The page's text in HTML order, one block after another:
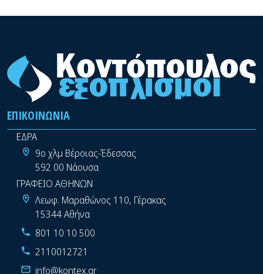
ΕΠΙΚΟΙΝΩΝΊΑ
ΕΔΡΑ
9ο χλμ Βέροιας-Έδεσσας
592 00 Νάουσα
ΓΡΑΦΕΙΟ ΑΘΗΝΩΝ
Λεωφ. Μαραθώνος 110, Γέρακας
15344 Αθήνα
801 10 10 500
2110012721
info@kontex.gr